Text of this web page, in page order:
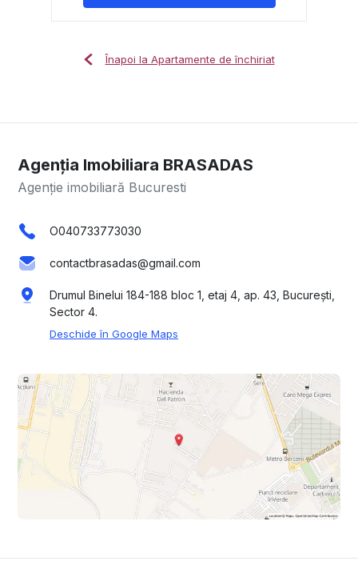
Înapoi la Apartamente de închiriat
Agenția Imobiliara BRASADAS
Agenție imobiliară Bucuresti
O040733773030
contactbrasadas@gmail.com
Drumul Binelui 184-188 bloc 1, etaj 4, ap. 43, București,
Sector 4.
Deschide în Google Maps